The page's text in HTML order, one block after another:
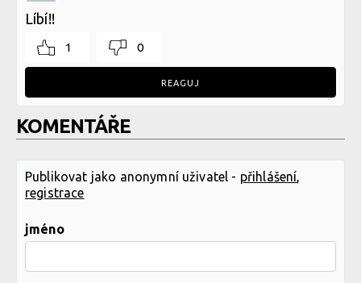
Líbí!!
1 0
REAGUJ
KOMENTÁŘE
Publikovat jako anonymní uživatel - přihlášení
registrace
jméno